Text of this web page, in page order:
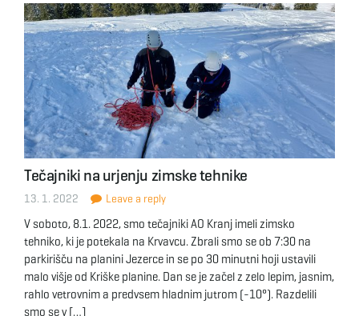
Tečajniki na urjenju zimske tehnike
13. 1. 2022 Leave a reply
V soboto, 8.1. 2022, smo tečajniki AO Kranj imeli zimsko
tehniko, ki je potekala na Krvavcu. Zbrali smo se ob 7:30 na
parkirišču na planini Jezerce in se po 30 minutni hoji ustavili
malo višje od Kriške planine. Dan se je začel z zelo lepim, jasnim,
rahlo vetrovnim a predvsem hladnim jutrom (-10°). Razdelili
smo se v […]